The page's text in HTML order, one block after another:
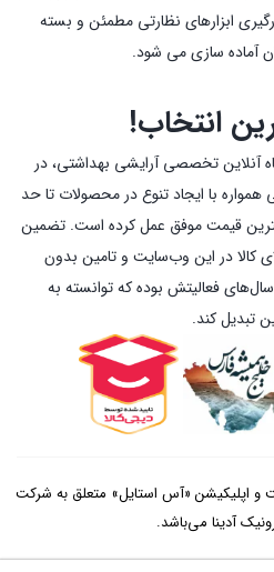
ابزارهای نظارتی مطمئن و بسته
آماده سازی می شود.
انتخاب!
آنلاین تخصصی آرایشی بهداشتی، در
همواره با ایجاد تنوع در محصولات تا حد
قیمت موفق عمل کرده است. تضمین
کالا در این وب‌سایت و تامین بدون
فعالیتش بوده که توانسته به
تبدیل کند.
اپلیکیشن «آس استایل» متعلق به شرکت
آدینا می‌باشد.